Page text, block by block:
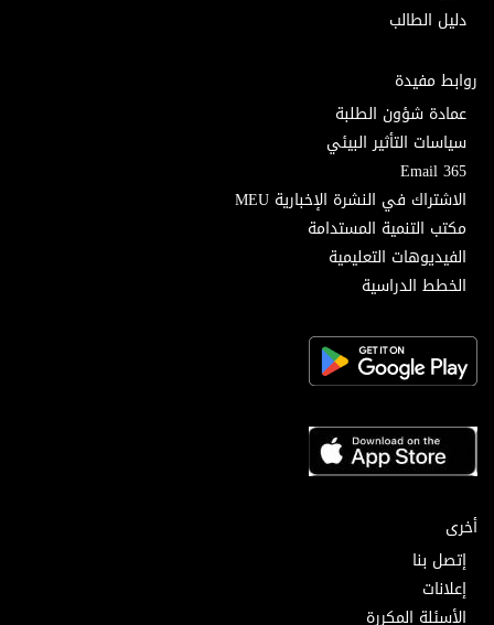
دليل الطالب
روابط مفيدة
عمادة شؤون الطلبة
سياسات التأثير البيئي
Email 365
الاشتراك في النشرة الإخبارية MEU
مكتب التنمية المستدامة
الفيديوهات التعليمية
الخطط الدراسية
أخرى
إتصل بنا
إعلانات
الأسئلة المكررة